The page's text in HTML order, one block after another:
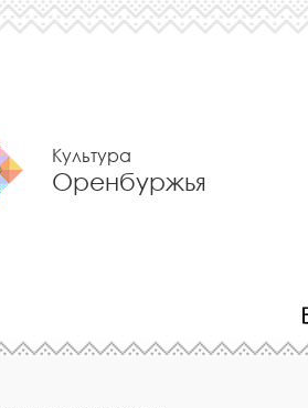
Культура
Оренбуржья